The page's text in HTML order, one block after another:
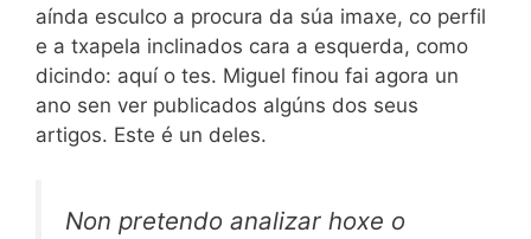
aínda esculco a procura da súa imaxe, co perfil
e a txapela inclinados cara a esquerda, como
dicindo: aquí o tes. Miguel finou fai agora un
ano sen ver publicados algúns dos seus
artigos. Este é un deles.
Non pretendo analizar hoxe o